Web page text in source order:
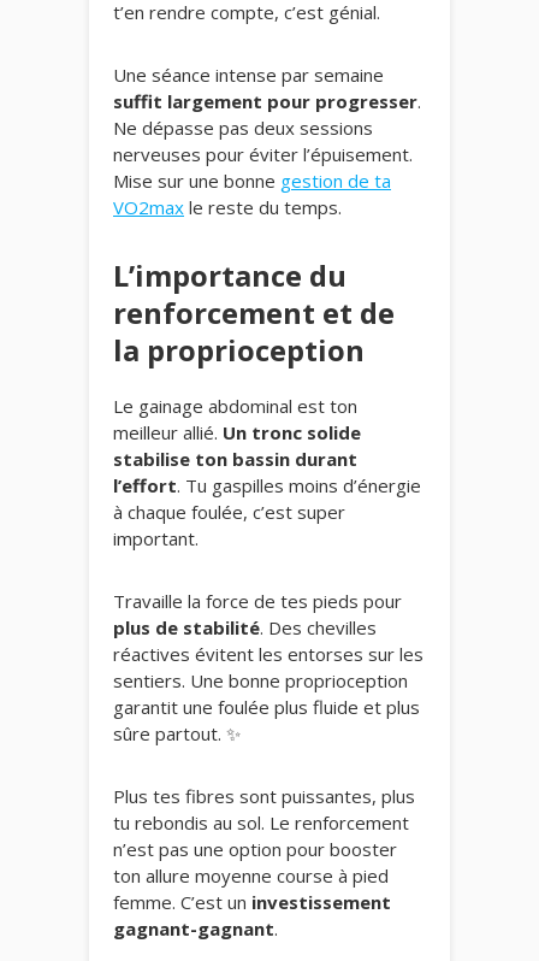
t’en rendre compte, c’est génial.
Une séance intense par semaine
suffit largement pour progresser.
Ne dépasse pas deux sessions
nerveuses pour éviter l’épuisement.
Mise sur une bonne gestion de ta
VO2max le reste du temps.
L’importance du
renforcement et de
la proprioception
Le gainage abdominal est ton
meilleur allié. Un tronc solide
stabilise ton bassin durant
l’effort. Tu gaspilles moins d’énergie
à chaque foulée, c’est super
important.
Travaille la force de tes pieds pour
plus de stabilité. Des chevilles
réactives évitent les entorses sur les
sentiers. Une bonne proprioception
garantit une foulée plus fluide et plus
sûre partout. ✨
Plus tes fibres sont puissantes, plus
tu rebondis au sol. Le renforcement
n’est pas une option pour booster
ton allure moyenne course à pied
femme. C’est un investissement
gagnant-gagnant.